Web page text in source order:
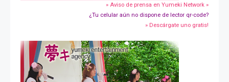
» Aviso de prensa en Yumeki Network »
¿Tu celular aún no dispone de lector qr-code?
» Descárgate uno gratis!